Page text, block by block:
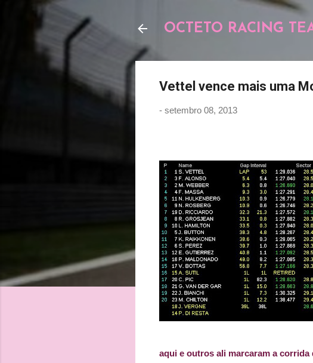
OCTETO RACING
Vettel vence mais uma
- setembro 08, 2013
aqui e outros ali marcaram a corrida